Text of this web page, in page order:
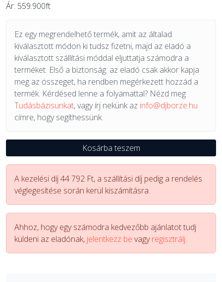
Ár: 559.900ft
Ez egy megrendelhető termék, amit az általad
kiválasztott módon ki tudsz fizetni, majd az eladó a
kiválasztott szállítási móddal eljuttatja számodra a
terméket. Első a biztonság: az eladó csak akkor kapja
meg az összeget, ha rendben megérkezett hozzád a
termék. Kérdésed lenne a folyamattal? Nézd meg
Tudásbázisunkat, vagy írj nekünk az info@djborze.hu
címre, hogy segíthessünk.
Kosárba teszem
A kezelési díj 44 792 Ft, a szállítási díj pedig a rendelés
véglegesítése során kerül kiszámításra.
Ahhoz, hogy egy számodra kedvezőbb ajánlatot tudj
küldeni az eladónak, jelentkezz be vagyregisztrálj.